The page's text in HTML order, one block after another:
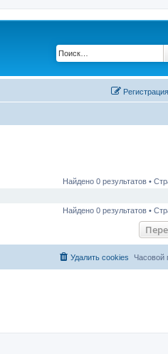
Регистрация
Найдено 0 результатов •
Найдено 0 результатов •
Часовой
Удалить cookies